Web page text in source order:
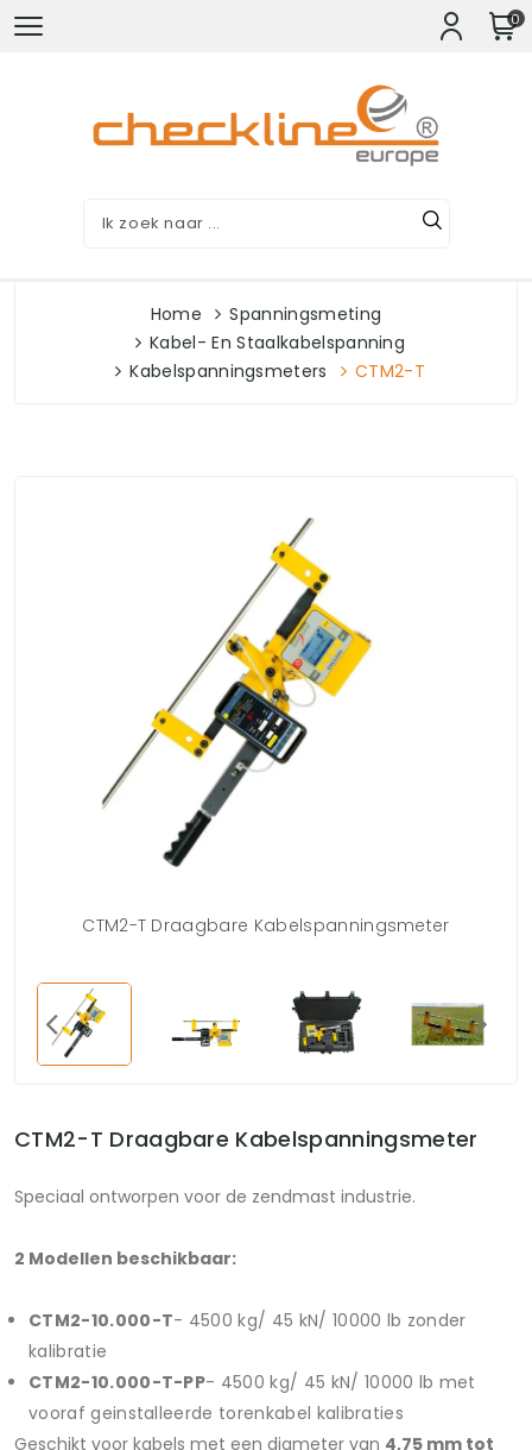
0
Home
Spanningsmeting
Kabel- En Staalkabelspanning
Kabelspanningsmeters
CTM2-T
CTM2-T Draagbare Kabelspanningsmeter
CTM2-T Draagbare Kabelspanningsmeter
Speciaal ontworpen voor de zendmast industrie.
2 Modellen beschikbaar:
CTM2-10.000-T- 4500 kg/ 45 kN/ 10000 lb zonder
kalibratie
CTM2-10.000-T-PP- 4500 kg/ 45 kN/ 10000 lb met
vooraf geinstalleerde torenkabel kalibraties
Geschikt voor kabels met een diameter van 4,75 mm tot